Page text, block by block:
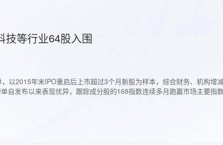
技等行业64股入围
以2015年末IPO重启后上市超过3个月新股为样本，综合财务、机构增
自发布以来表现优异，跟踪成分股的168指数连续多月跑赢市场主要指